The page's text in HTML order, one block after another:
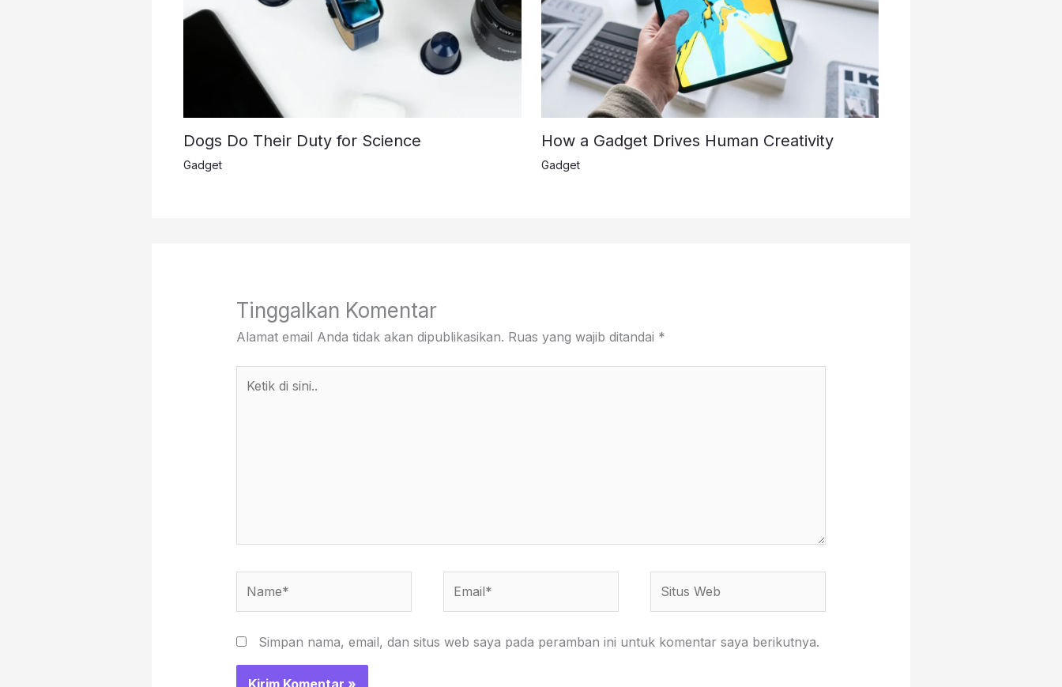
Dogs Do Their Duty for Science
Gadget
How a Gadget Drives Human Creativity
Gadget
Tinggalkan Komentar
Alamat email Anda tidak akan dipublikasikan. Ruas yang wajib ditandai *
Web
Simpan nama, email, dan situs web saya pada peramban ini untuk komentar saya berikutnya.